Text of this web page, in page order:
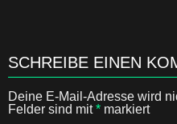
SCHREIBE EINEN
Deine E-Mail-Adresse wird
Felder sind mit* markiert